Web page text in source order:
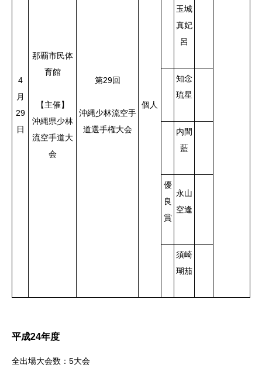
4
月
29
日
那覇市民体
育館
【主催】
沖縄県少林
流空手道大
会
第29回
沖縄少林流空手
道選手権大会
個人
玉城
真妃
呂
知念
琉星
内間
藍
優
良
賞
永山
空逢
須崎
瑚茄
平成24年度
全出場大会数：5大会